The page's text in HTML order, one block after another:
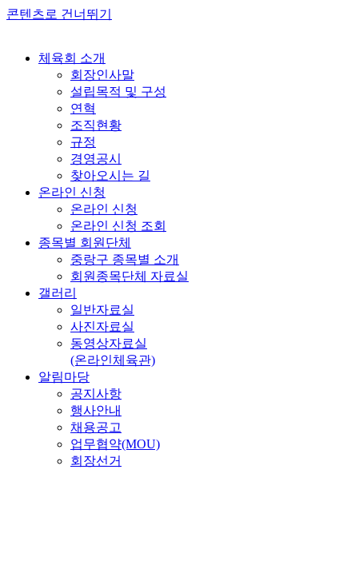
콘텐츠로 건너뛰기
체육회 소개
회장인사말
설립목적 및 구성
연혁
조직현황
규정
경영공시
찾아오시는 길
온라인 신청
온라인 신청
온라인 신청 조회
종목별 회원단체
중랑구 종목별 소개
회원종목단체 자료실
갤러리
일반자료실
사진자료실
동영상자료실
(온라인체육관)
알림마당
공지사항
행사안내
채용공고
업무협약(MOU)
회장선거